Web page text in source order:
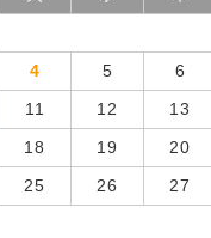
4 5 6
11 12 13
18 19 20
25 26 27